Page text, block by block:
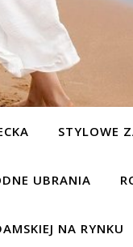
STYLOWE
UBRANIA
NA RYNKU